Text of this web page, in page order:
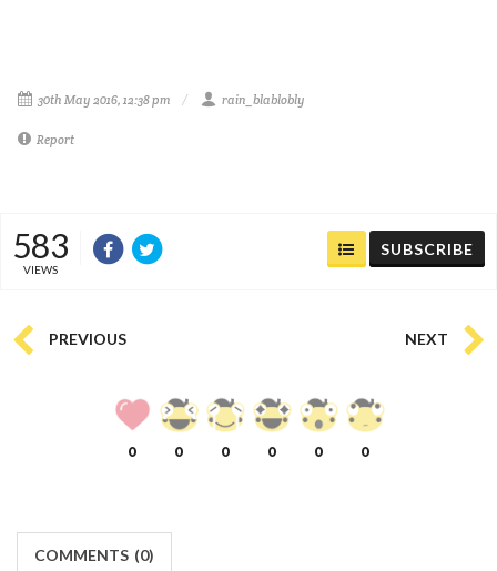
30th May 2016, 12:38 pm rain_blablobly
Report
583
VIEWS
SUBSCRIBE
PREVIOUS NEXT
0 0 0 0 0 0
COMMENTS (0)